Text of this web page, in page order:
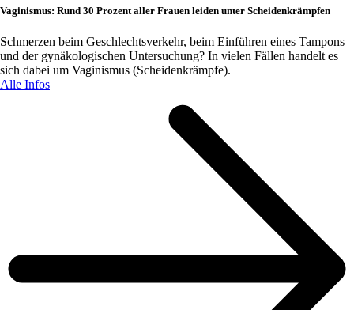
Vaginismus: Rund 30 Prozent aller Frauen leiden unter Scheidenkrämpfen
Schmerzen beim Geschlechtsverkehr, beim Einführen eines Tampons
und der gynäkologischen Untersuchung? In vielen Fällen handelt es
sich dabei um Vaginismus (Scheidenkrämpfe).
Alle Infos